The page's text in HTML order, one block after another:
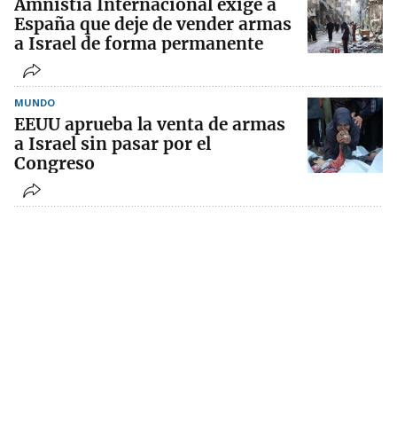
Amnistía Internacional exige a
España que deje de vender armas
a Israel de forma permanente
MUNDO
EEUU aprueba la venta de armas
a Israel sin pasar por el
Congreso